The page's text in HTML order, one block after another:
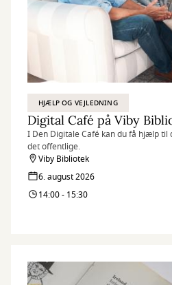
HJÆLP OG VEJLEDNING
Digital Café på Viby
I Den Digitale Café kan du få hjælp
det offentlige.
Viby Bibliotek
6. august 2026
14:00 - 15:30